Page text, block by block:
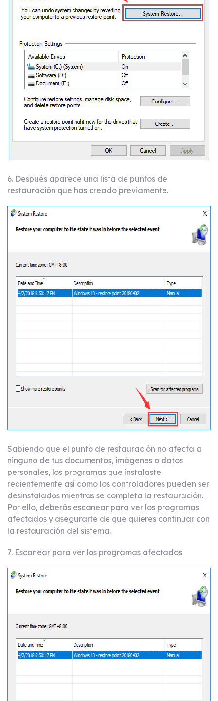
6. Después aparece una lista de puntos de
restauración que has creado previamente.
Sabiendo que el punto de restauración no afecta a
ninguno de tus documentos, imágenes o datos
personales, los programas que instalaste
recientemente así como los controladores pueden ser
desinstalados mientras se completa la restauración.
Por ello, deberás escanear para ver los programas
afectados y asegurarte de que quieres continuar con
la restauración del sistema.
7. Escanear para ver los programas afectados